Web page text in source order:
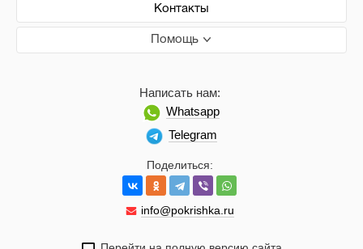
Контакты
Помощь
Поделиться:
info@pokrishka.ru
Написать нам:
Whatsapp
Telegram